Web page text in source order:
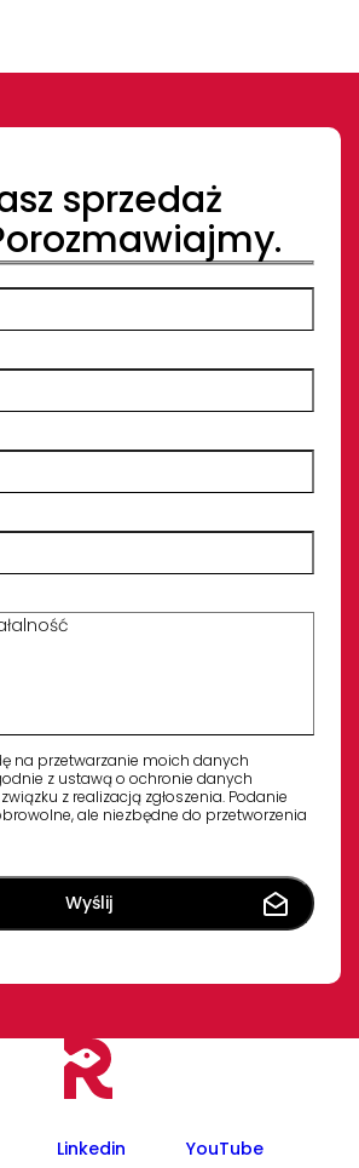
sprzedaż
na przetwarzanie moich danych
z ustawą o ochronie danych
z realizacją zgłoszenia. Podanie
ale niezbędne do przetworzenia
Linkedin YouTube